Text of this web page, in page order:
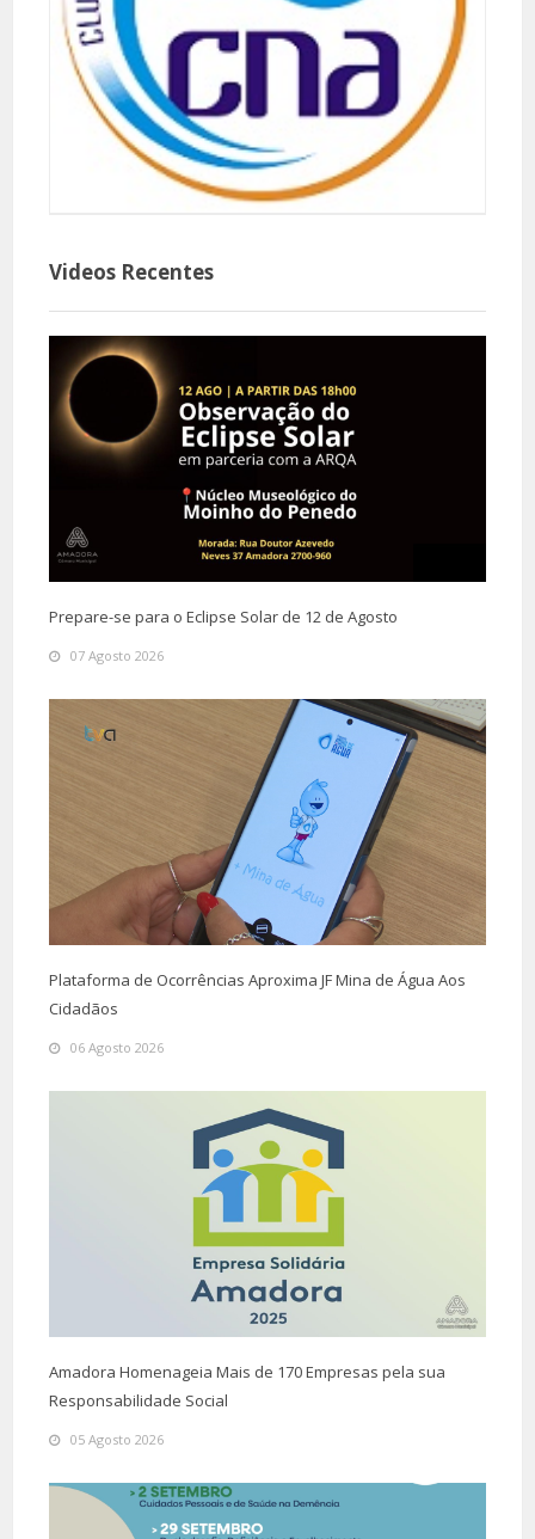
Videos Recentes
Prepare-se para o Eclipse Solar de 12 de Agosto
07 Agosto 2026
Plataforma de Ocorrências Aproxima JF Mina de Água Aos
Cidadãos
06 Agosto 2026
Amadora Homenageia Mais de 170 Empresas pela sua
Responsabilidade Social
05 Agosto 2026